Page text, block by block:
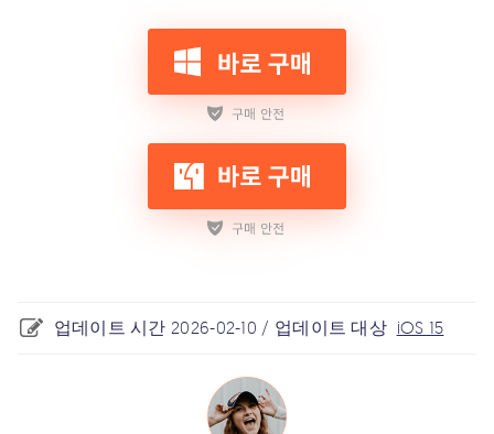
업데이트 시간 2026-02-10 / 업데이트 대상 iOS 15